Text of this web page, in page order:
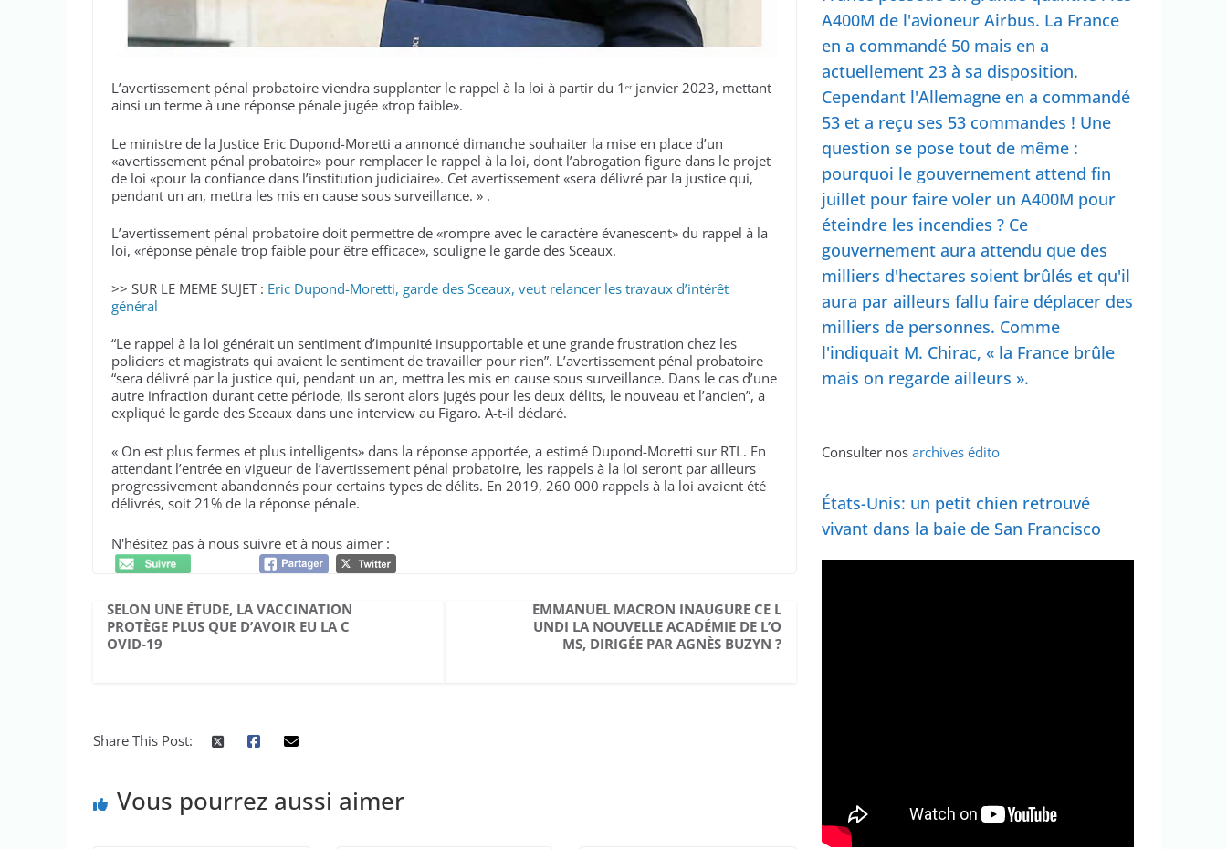
L’avertissement pénal probatoire viendra supplanter le rappel à la loi à partir du 1ᵉʳ janvier 2023, mettant
ainsi un terme à une réponse pénale jugée «trop faible».
Le ministre de la Justice Eric Dupond-Moretti a annoncé dimanche souhaiter la mise en place d’un
«avertissement pénal probatoire» pour remplacer le rappel à la loi, dont l’abrogation figure dans le projet
de loi «pour la confiance dans l’institution judiciaire». Cet avertissement «sera délivré par la justice qui,
pendant un an, mettra les mis en cause sous surveillance. » .
L’avertissement pénal probatoire doit permettre de «rompre avec le caractère évanescent» du rappel à la
loi, «réponse pénale trop faible pour être efficace», souligne le garde des Sceaux.
>> SUR LE MEME SUJET : Eric Dupond-Moretti, garde des Sceaux, veut relancer les travaux d’intérêt
général
“Le rappel à la loi générait un sentiment d’impunité insupportable et une grande frustration chez les
policiers et magistrats qui avaient le sentiment de travailler pour rien”. L’avertissement pénal probatoire
“sera délivré par la justice qui, pendant un an, mettra les mis en cause sous surveillance. Dans le cas d’une
autre infraction durant cette période, ils seront alors jugés pour les deux délits, le nouveau et l’ancien”, a
expliqué le garde des Sceaux dans une interview au Figaro. A-t-il déclaré.
« On est plus fermes et plus intelligents» dans la réponse apportée, a estimé Dupond-Moretti sur RTL. En
attendant l’entrée en vigueur de l’avertissement pénal probatoire, les rappels à la loi seront par ailleurs
progressivement abandonnés pour certains types de délits. En 2019, 260 000 rappels à la loi avaient été
délivrés, soit 21% de la réponse pénale.
N'hésitez pas à nous suivre et à nous aimer :
SELON UNE ÉTUDE, LA VACCINATION
PROTÈGE PLUS QUE D’AVOIR EU LA C
OVID-19
EMMANUEL MACRON INAUGURE CE L
UNDI LA NOUVELLE ACADÉMIE DE L’O
MS, DIRIGÉE PAR AGNÈS BUZYN ?
Share This Post:
Vous pourrez aussi aimer
A400M de l'avioneur Airbus. La France
en a commandé 50 mais en a
actuellement 23 à sa disposition.
Cependant l'Allemagne en a commandé
53 et a reçu ses 53 commandes ! Une
question se pose tout de même :
pourquoi le gouvernement attend fin
juillet pour faire voler un A400M pour
éteindre les incendies ? Ce
gouvernement aura attendu que des
milliers d'hectares soient brûlés et qu'il
aura par ailleurs fallu faire déplacer des
milliers de personnes. Comme
l'indiquait M. Chirac, « la France brûle
mais on regarde ailleurs ».
Consulter nos archives édito
États-Unis: un petit chien retrouvé
vivant dans la baie de San Francisco